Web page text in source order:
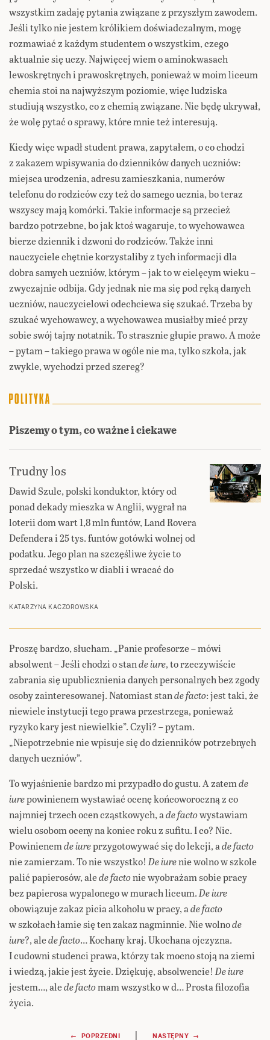
wszystkim zadaję pytania związane z przyszłym zawodem.
Jeśli tylko nie jestem królikiem doświadczalnym, mogę
rozmawiać z każdym studentem o wszystkim, czego
aktualnie się uczy. Najwięcej wiem o aminokwasach
lewoskrętnych i prawoskrętnych, ponieważ w moim liceum
chemia stoi na najwyższym poziomie, więc ludziska
studiują wszystko, co z chemią związane. Nie będę ukrywał,
że wolę pytać o sprawy, które mnie też interesują.
Kiedy więc wpadł student prawa, zapytałem, o co chodzi
z zakazem wpisywania do dzienników danych uczniów:
miejsca urodzenia, adresu zamieszkania, numerów
telefonu do rodziców czy też do samego ucznia, bo teraz
wszyscy mają komórki. Takie informacje są przecież
bardzo potrzebne, bo jak ktoś wagaruje, to wychowawca
bierze dziennik i dzwoni do rodziców. Także inni
nauczyciele chętnie korzystaliby z tych informacji dla
dobra samych uczniów, którym – jak to w cielęcym wieku –
zwyczajnie odbija. Gdy jednak nie ma się pod ręką danych
uczniów, nauczycielowi odechciewa się szukać. Trzeba by
szukać wychowawcy, a wychowawca musiałby mieć przy
sobie swój tajny notatnik. To strasznie głupie prawo. A może
– pytam – takiego prawa w ogóle nie ma, tylko szkoła, jak
zwykle, wychodzi przed szereg?
Piszemy o tym, co ważne i ciekawe
Trudny los
Dawid Szulc, polski konduktor, który od
ponad dekady mieszka w Anglii, wygrał na
loterii dom wart 1,8 mln funtów, Land Rovera
Defendera i 25 tys. funtów gotówki wolnej od
podatku. Jego plan na szczęśliwe życie to
sprzedać wszystko w diabli i wracać do
Polski.
KATARZYNA KACZOROWSKA
Proszę bardzo, słucham. „Panie profesorze – mówi
absolwent – Jeśli chodzi o stande iure, to rzeczywiście
zabrania się upublicznienia danych personalnych bez zgody
osoby zainteresowanej. Natomiast stande facto: jest taki, że
niewiele instytucji tego prawa przestrzega, ponieważ
ryzyko kary jest niewielkie”. Czyli? – pytam.
„Niepotrzebnie nie wpisuje się do dzienników potrzebnych
danych uczniów”.
To wyjaśnienie bardzo mi przypadło do gustu. A zatemde
iurepowinienem wystawiać ocenę końcoworoczną z co
najmniej trzech ocen cząstkowych, ade factowystawiam
wielu osobom oceny na koniec roku z sufitu. I co? Nic.
Powinienemde iureprzygotowywać się do lekcji, ade facto
nie zamierzam. To nie wszystko!De iurenie wolno w szkole
palić papierosów, alede factonie wyobrażam sobie pracy
bez papierosa wypalonego w murach liceum.De iure
obowiązuje zakaz picia alkoholu w pracy, ade facto
w szkołach łamie się ten zakaz nagminnie. Nie wolnode
iure?, alede facto… Kochany kraj. Ukochana ojczyzna.
I cudowni studenci prawa, którzy tak mocno stoją na ziemi
i wiedzą, jakie jest życie. Dziękuję, absolwencie!De iure
jestem…, alede factomam wszystko w d… Prosta filozofia
życia.
← POPRZEDNI | NASTĘPNY →